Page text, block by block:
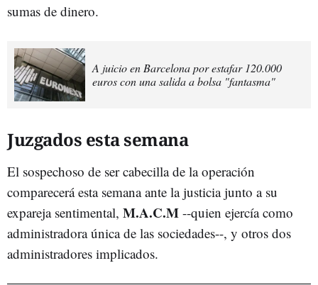
sumas de dinero.
A juicio en Barcelona por estafar 120.000
euros con una salida a bolsa "fantasma"
Juzgados esta semana
El sospechoso de ser cabecilla de la operación
comparecerá esta semana ante la justicia junto a su
expareja sentimental, M.A.C.M --quien ejercía como
administradora única de las sociedades--, y otros dos
administradores implicados.